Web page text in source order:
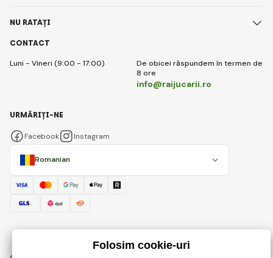
CONTACT
Luni - Vineri (9:00 - 17:00)
De obicei răspundem în termen de
8 ore
info@raijucarii.ro
NU RATAȚI
Romanian
URMĂRIȚI-NE
Facebook Instagram